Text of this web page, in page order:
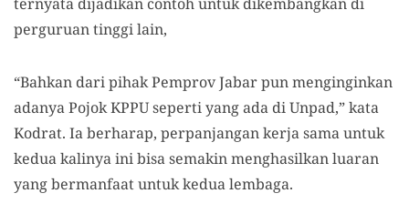
perguruan tinggi lain,
“Bahkan dari pihak Pemprov Jabar pun menginginkan
adanya Pojok KPPU seperti yang ada di Unpad,” kata
Kodrat. Ia berharap, perpanjangan kerja sama untuk
kedua kalinya ini bisa semakin menghasilkan luaran
yang bermanfaat untuk kedua lembaga.